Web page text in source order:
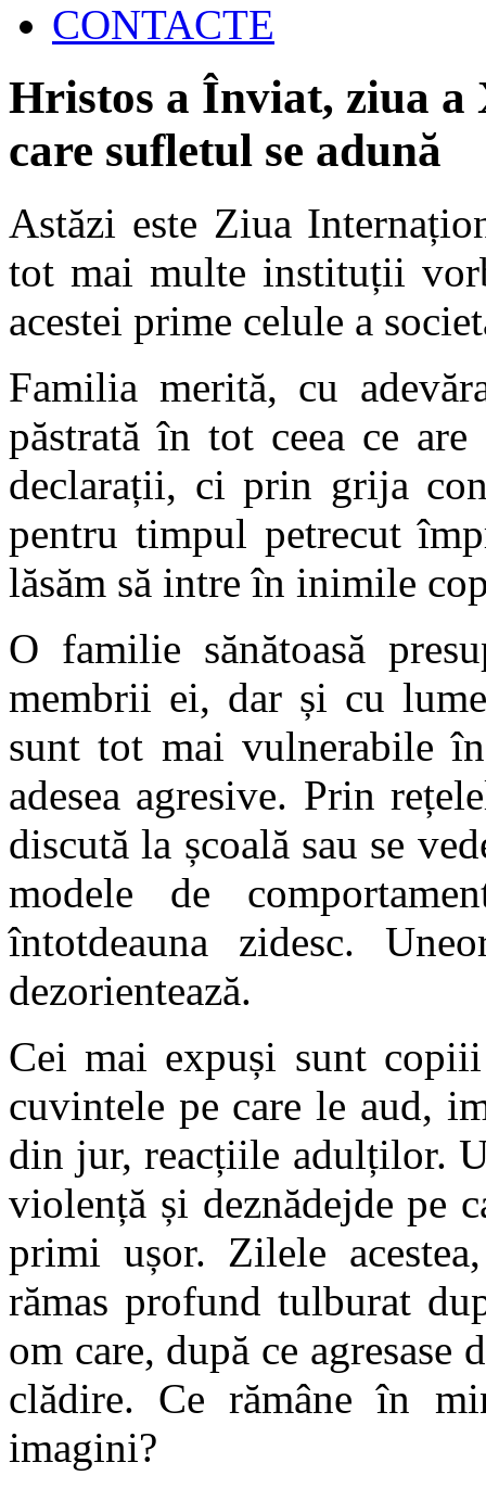
CONTACTE
Hristos a Înviat, ziua
care sufletul se adună
Astăzi este Ziua
tot mai multe instituții
acestei prime celule a
Familia merită, cu
păstrată în tot ceea ce
declarații, ci prin grija
pentru timpul petrecut
lăsăm să intre în inimile
O familie sănătoasă
membrii ei, dar și cu
sunt tot mai vulnerabile
adesea agresive. Prin
discută la școală sau se
modele de
întotdeauna zidesc.
dezorientează.
Cei mai expuși sunt
cuvintele pe care le aud,
din jur, reacțiile adulților.
violență și deznădejde pe
primi ușor. Zilele
rămas profund tulburat
om care, după ce agresase
clădire. Ce rămâne în
imagini?